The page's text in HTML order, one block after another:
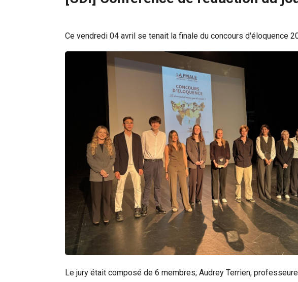
Ce vendredi 04 avril se tenait la finale du concours d'éloquence
Le jury était composé de 6 membres; Audrey Terrien,